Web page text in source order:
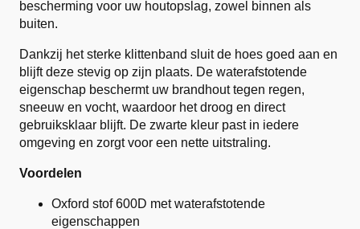
bescherming voor uw houtopslag, zowel binnen als
buiten.
Dankzij het sterke klittenband sluit de hoes goed aan en
blijft deze stevig op zijn plaats. De waterafstotende
eigenschap beschermt uw brandhout tegen regen,
sneeuw en vocht, waardoor het droog en direct
gebruiksklaar blijft. De zwarte kleur past in iedere
omgeving en zorgt voor een nette uitstraling.
Voordelen
Oxford stof 600D met waterafstotende
eigenschappen